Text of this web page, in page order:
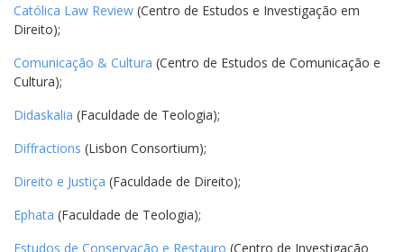
Católica Law Review (Centro de Estudos e Investigação em
Direito);
Comunicação & Cultura (Centro de Estudos de Comunicação e
Cultura);
Didaskalia (Faculdade de Teologia);
Diffractions (Lisbon Consortium);
Direito e Justiça (Faculdade de Direito);
Ephata (Faculdade de Teologia);
Estudos de Conservação e Restauro (Centro de Investigação